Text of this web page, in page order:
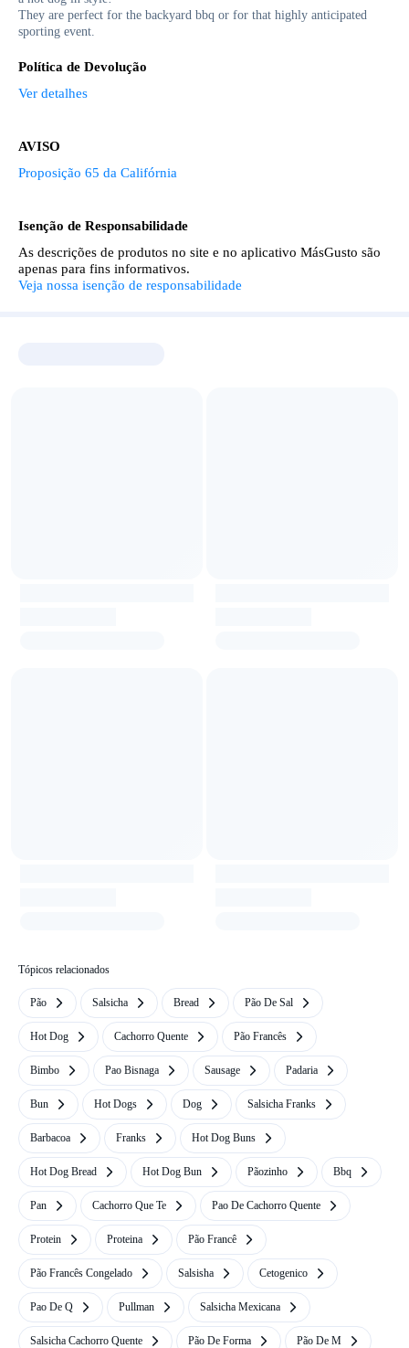
They are perfect for the backyard bbq or for that highly anticipated
sporting event.
Política de Devolução
Ver detalhes
AVISO
Proposição 65 da Califórnia
Isenção de Responsabilidade
As descrições de produtos no site e no aplicativo MásGusto são
apenas para fins informativos.
Veja nossa isenção de responsabilidade
Tópicos relacionados
Pão Salsicha Bread Pão De Sal
Hot Dog Cachorro Quente Pão Francês
Bimbo Pao Bisnaga Sausage Padaria
Bun Hot Dogs Dog Salsicha Franks
Barbacoa Franks Hot Dog Buns
Hot Dog Bread Hot Dog Bun Pãozinho Bbq
Pan Cachorro Que Te Pao De Cachorro Quente
Protein Proteina Pão Francê
Pão Francês Congelado Salsisha Cetogenico
Pao De Q Pullman Salsicha Mexicana
Salsicha Cachorro Quente Pão De Forma Pão De M